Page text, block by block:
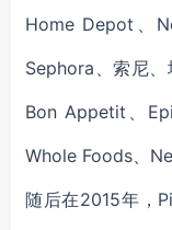
Home Depot、
Sephora、索尼
Bon Appetit、
Whole Foods、
随后在2015年，